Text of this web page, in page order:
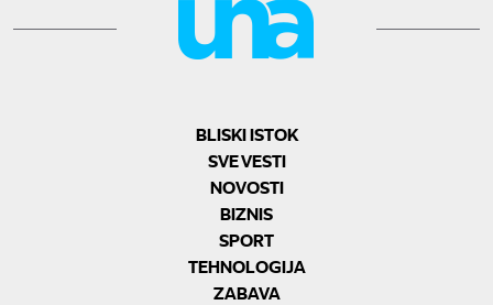
BLISKI ISTOK
SVE VESTI
NOVOSTI
BIZNIS
SPORT
TEHNOLOGIJA
ZABAVA